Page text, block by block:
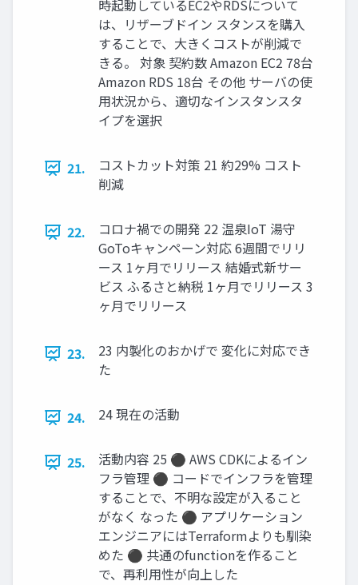
時起動しているEC2やRDSについて
は、リザーブドイン スタンスを購入
することで、大きくコストが削減で
きる。 対象 契約数 Amazon EC2 78台
Amazon RDS 18台 その他 サーバの使
用状況から、適切なインスタンスタ
イプを選択
21.
コストカット対策 21 約29% コスト
削減
22.
コロナ禍での開発 22 温泉IoT 湯守
GoToキャンペーン対応 6週間でリリ
ース 1ヶ月でリリース 結婚式新サー
ビス ふるさと納税 1ヶ月でリリース 3
ヶ月でリリース
23.
23 内製化のおかげで 変化に対応でき
た
24. 24 現在の活動
25.
活動内容 25 ⚫ AWS CDKによるイン
フラ管理 ⚫ コードでインフラを管理
することで、不明な設定が入ること
がなく なった ⚫ アプリケーション
エンジニアにはTerraformよりも馴染
めた ⚫ 共通のfunctionを作ること
で、再利用性が向上した